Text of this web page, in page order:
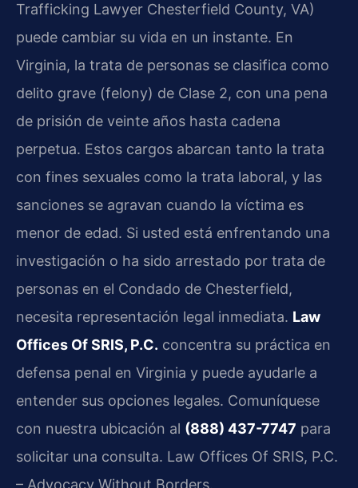
Trafficking Lawyer Chesterfield County, VA)
puede cambiar su vida en un instante. En
Virginia, la trata de personas se clasifica como
delito grave (felony) de Clase 2, con una pena
de prisión de veinte años hasta cadena
perpetua. Estos cargos abarcan tanto la trata
con fines sexuales como la trata laboral, y las
sanciones se agravan cuando la víctima es
menor de edad. Si usted está enfrentando una
investigación o ha sido arrestado por trata de
personas en el Condado de Chesterfield,
necesita representación legal inmediata. Law
Offices Of SRIS, P.C. concentra su práctica en
defensa penal en Virginia y puede ayudarle a
entender sus opciones legales. Comuníquese
con nuestra ubicación al (888) 437-7747 para
solicitar una consulta. Law Offices Of SRIS, P.C.
– Advocacy Without Borders.